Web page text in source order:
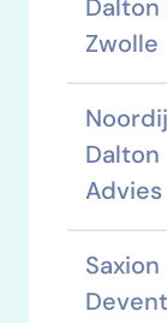
Dalton
Zwolle
Dalton
Advies
Saxion